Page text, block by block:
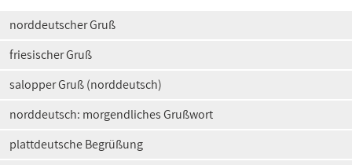
norddeutscher Gruß
friesischer Gruß
salopper Gruß (norddeutsch)
norddeutsch: morgendliches Grußwort
plattdeutsche Begrüßung